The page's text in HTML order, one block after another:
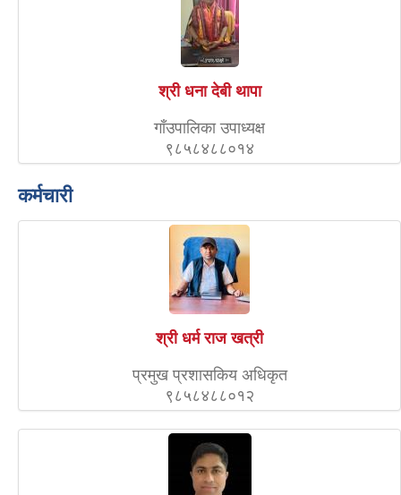
श्री धना देबी थापा
गाँउपालिका उपाध्यक्ष
९८५८४८८०१४
कर्मचारी
श्री धर्म राज खत्री
प्रमुख प्रशासकिय अधिकृत
९८५८४८८०१२